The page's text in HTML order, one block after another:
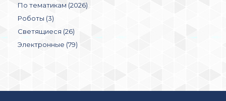
По тематикам (2026)
Роботы (3)
Светящиеся (26)
Электронные (79)